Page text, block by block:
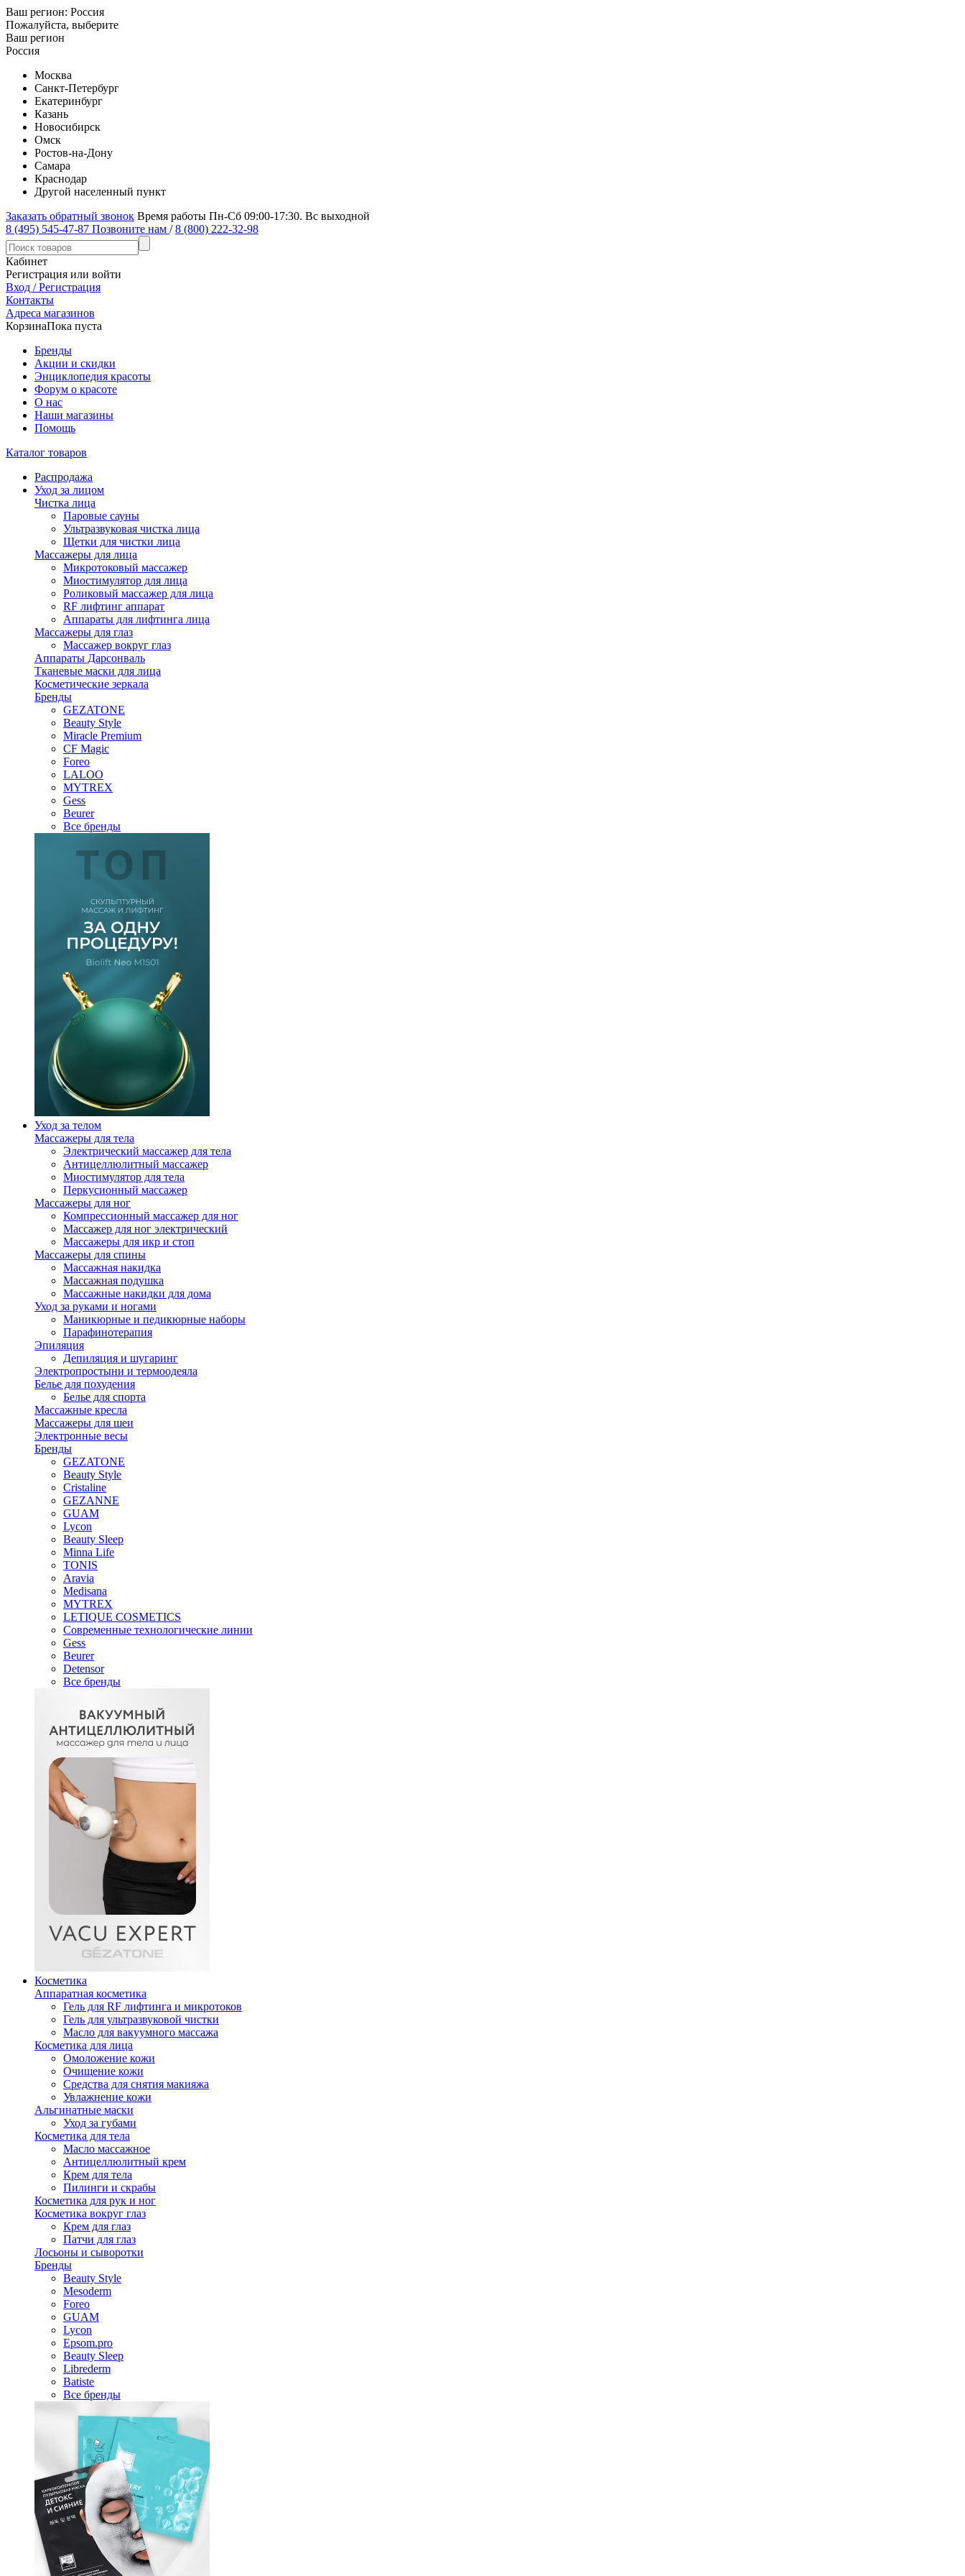
Ваш регион: Россия
Пожалуйста, выберите
Ваш регион
Россия
Москва
Санкт-Петербург
Екатеринбург
Казань
Новосибирск
Омск
Ростов-на-Дону
Самара
Краснодар
Другой населенный пункт
Заказать обратный звонок Время работы Пн-Сб 09:00-17:30. Вс выходной
8 (495) 545-47-87 Позвоните нам / 8 (800) 222-32-98
Кабинет
Регистрация или войти
Вход / Регистрация
Контакты
Адреса магазинов
КорзинаПока пуста
Бренды
Акции и скидки
Энциклопедия красоты
Форум о красоте
О нас
Наши магазины
Помощь
Каталог товаров
Распродажа
Уход за лицом
Чистка лица
Паровые сауны
Ультразвуковая чистка лица
Щетки для чистки лица
Массажеры для лица
Микротоковый массажер
Миостимулятор для лица
Роликовый массажер для лица
RF лифтинг аппарат
Аппараты для лифтинга лица
Массажеры для глаз
Массажер вокруг глаз
Аппараты Дарсонваль
Тканевые маски для лица
Косметические зеркала
Бренды
GEZATONE
Beauty Style
Miracle Premium
CF Magic
Foreo
LALOO
MYTREX
Gess
Beurer
Все бренды
Уход за телом
Массажеры для тела
Электрический массажер для тела
Антицеллюлитный массажер
Миостимулятор для тела
Перкусионный массажер
Массажеры для ног
Компрессионный массажер для ног
Массажер для ног электрический
Массажеры для икр и стоп
Массажеры для спины
Массажная накидка
Массажная подушка
Массажные накидки для дома
Уход за руками и ногами
Маникюрные и педикюрные наборы
Парафинотерапия
Эпиляция
Депиляция и шугаринг
Электропростыни и термоодеяла
Белье для похудения
Белье для спорта
Массажные кресла
Массажеры для шеи
Электронные весы
Бренды
GEZATONE
Beauty Style
Cristaline
GEZANNE
GUAM
Lycon
Beauty Sleep
Minna Life
TONIS
Aravia
Medisana
MYTREX
LETIQUE COSMETICS
Современные технологические линии
Gess
Beurer
Detensor
Все бренды
Косметика
Аппаратная косметика
Гель для RF лифтинга и микротоков
Гель для ультразвуковой чистки
Масло для вакуумного массажа
Косметика для лица
Омоложение кожи
Очищение кожи
Средства для снятия макияжа
Увлажнение кожи
Альгинатные маски
Уход за губами
Косметика для тела
Масло массажное
Антицеллюлитный крем
Крем для тела
Пилинги и скрабы
Косметика для рук и ног
Косметика вокруг глаз
Крем для глаз
Патчи для глаз
Лосьоны и сыворотки
Бренды
Beauty Style
Mesoderm
Foreo
GUAM
Lycon
Epsom.pro
Beauty Sleep
Librederm
Batiste
Все бренды